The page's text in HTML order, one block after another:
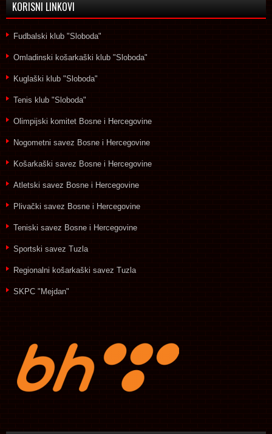
KORISNI LINKOVI
Fudbalski klub "Sloboda"
Omladinski košarkaški klub "Sloboda"
Kuglaški klub "Sloboda"
Tenis klub "Sloboda"
Olimpijski komitet Bosne i Hercegovine
Nogometni savez Bosne i Hercegovine
Košarkaški savez Bosne i Hercegovine
Atletski savez Bosne i Hercegovine
Plivački savez Bosne i Hercegovine
Teniski savez Bosne i Hercegovine
Sportski savez Tuzla
Regionalni košarkaški savez Tuzla
SKPC "Mejdan"